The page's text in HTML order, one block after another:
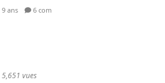
9 ans 6 com
5,651 vues